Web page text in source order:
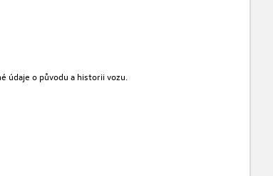
údaje o původu a historii vozu.